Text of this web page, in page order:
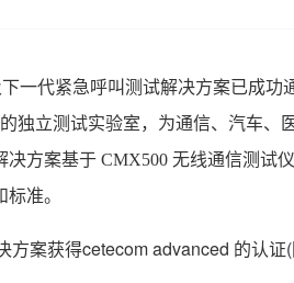
一代紧急呼叫测试解决方案已成功
独立测试实验室，为通信、汽车、
决方案基于 CMX500 无线通信测试
准。